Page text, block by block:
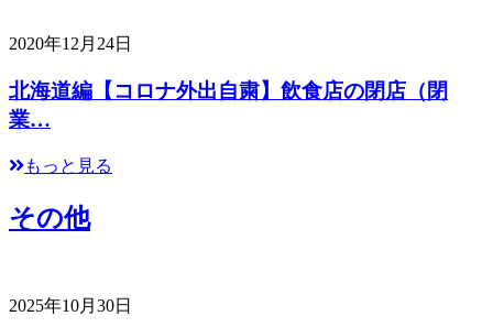
2020年12月24日
北海道編【コロナ外出自粛】飲食店の閉店（閉
業…
もっと見る
その他
2025年10月30日